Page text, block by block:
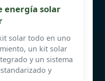
energía solar
solar todo en uno
un kit solar
y un sistema
y